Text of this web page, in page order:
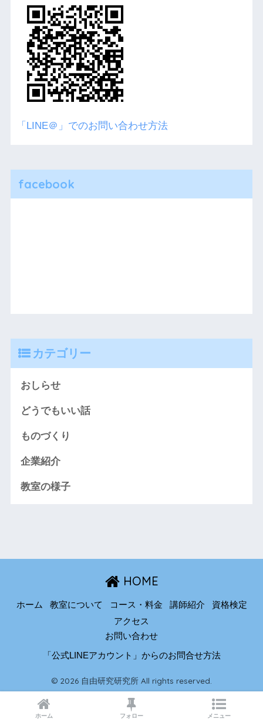
「LINE＠」でのお問い合わせ方法
facebook
カテゴリー
おしらせ
どうでもいい話
ものづくり
企業紹介
教室の様子
HOME
ホーム 教室について コース・料金 講師紹介
資格検定
アクセス
お問い合わせ
「公式LINEアカウント」からのお問合せ方法
© 2026 自由研究研究所 All rights reserved.
ホーム フォロー メニュー